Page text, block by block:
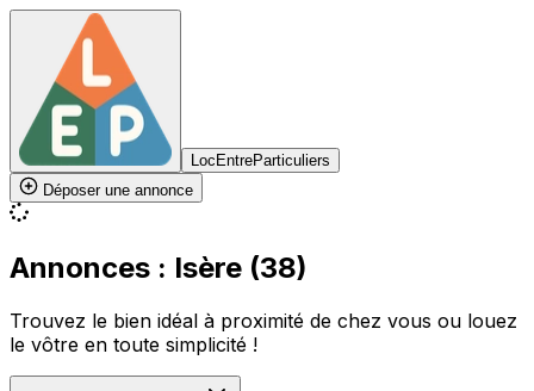
LocEntreParticuliers
Déposer une annonce
Annonces : Isère (38)
Trouvez le bien idéal à proximité de chez vous ou louez
le vôtre en toute simplicité !